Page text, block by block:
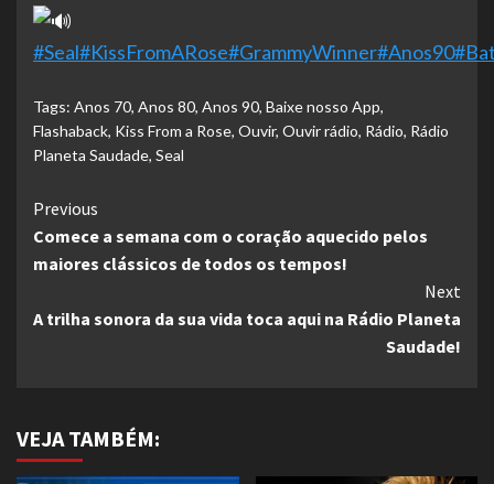
#Seal#KissFromARose#GrammyWinner#Anos90
Tags: Anos 70, Anos 80, Anos 90, Baixe nosso App,
Flashaback, Kiss From a Rose, Ouvir, Ouvir rádio, Rádio, Rádio
Planeta Saudade, Seal
Continue
Reading
Previous
Comece a semana com o coração aquecido pelos
maiores clássicos de todos os tempos!
Next
A trilha sonora da sua vida toca aqui na Rádio Planeta
Saudade!
VEJA TAMBÉM: